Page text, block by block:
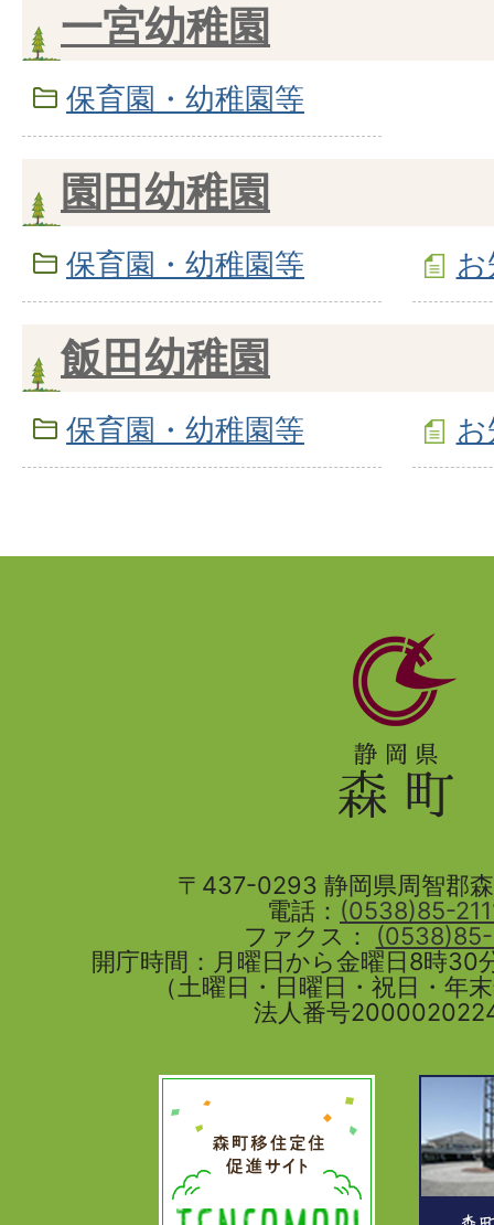
一宮幼稚園
保育園・幼稚園等
園田幼稚園
保育園・幼稚園等
飯田幼稚園
保育園・幼稚園等
静
岡
県
森
町
〒437-0293 静岡県周智郡
電話： (0538)85-
ファクス：
開庁時間：月曜日から金曜日8時30
（土曜日・日曜日・祝日・年
法人番号